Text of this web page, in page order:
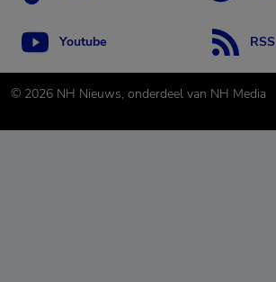
Youtube RSS
© 2026 NH Nieuws, onderdeel van NH Media